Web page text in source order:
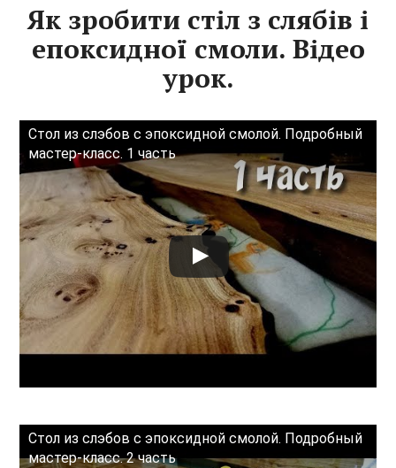
Як зробити стіл з слябів і
епоксидної смоли. Відео
урок.
Стол из слэбов с эпоксидной смолой. Подробный
мастер-класс. 1 часть
Стол из слэбов с эпоксидной смолой. Подробный
мастер-класс. 2 часть